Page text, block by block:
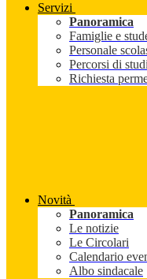
Servizi
Panoramica
Famiglie e
Personale
Percorsi di
Richiesta
Novità
Panoramica
Le notizie
Le Circolari
Calendario
Albo sindacale